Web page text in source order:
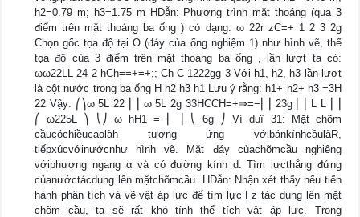
h2=0.79 m; h3=1.75 m HDẫn: Phương trình mặt thoáng (qua 3
điểm trên mặt thoáng ba ống ) có dạng: ω 22r zC=+ 1 2 3 2g
Chọn gốc tọa độ tại O (đáy của ống nghiệm 1) như hình vẽ, thế
tọa độ của 3 điểm trên mặt thoáng ba ống , lần lượt ta có:
ωω22LL 24 2 hCh==+=+;; Ch C 1222gg 3 Với h1, h2, h3 lần lượt
là cột nước trong ba ống H h2 h3 h1 Lưu ý rằng: h1+ h2+ h3 =3H
22 Vậy: ⎛⎞ω 5L 22 ⎜⎟ ω 5L 2g 33HCCH=+⇒=−⎜⎟ 23g ⎜⎟ L L ⎜⎟
⎛ ω225L ⎞ ⎝⎠ ω hH1 =−⎜ ⎟ ⎝ 6g ⎠ Ví duï 31: Mặt chõm
cầucóchiềucaolàh tương ứng vớibánkínhcầulàR,
tiếpxúcvớinướcnhư hình vẽ. Mặt đáy củachõmcầu nghiêng
vớiphương ngang α và có đường kính d. Tìm lựcthẳng đứng
củanướctácdụng lên mặtchõmcầu. HDẫn: Nhận xét thấy nếu tiến
hành phân tích và vẽ vật áp lực để tìm lực Fz tác dụng lên mặt
chõm cầu, ta sẽ rất khó tính thể tích vật áp lực. Trong